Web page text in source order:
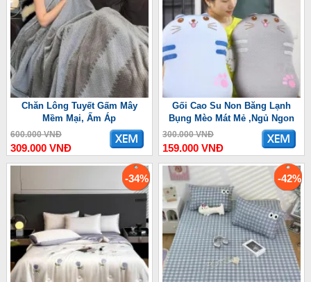
Chăn Lông Tuyết Gấm Mây
Mềm Mại, Ấm Áp
600.000 VNĐ
309.000 VNĐ
Gối Cao Su Non Băng Lạnh
Bụng Mèo Mát Mẻ ,Ngủ Ngon
300.000 VNĐ
159.000 VNĐ
-34% -42%